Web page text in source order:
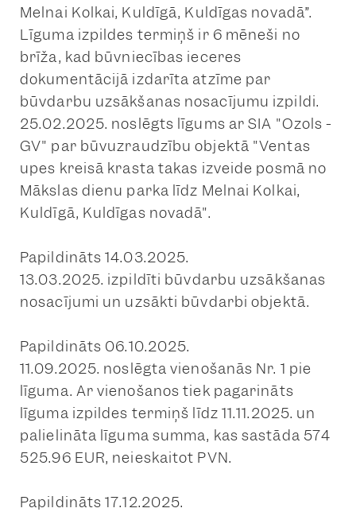
Melnai Kolkai, Kuldīgā, Kuldīgas novadā”.
Līguma izpildes termiņš ir 6 mēneši no
brīža, kad būvniecības ieceres
dokumentācijā izdarīta atzīme par
būvdarbu uzsākšanas nosacījumu izpildi.
25.02.2025. noslēgts līgums ar SIA "Ozols -
GV" par būvuzraudzību objektā "Ventas
upes kreisā krasta takas izveide posmā no
Mākslas dienu parka līdz Melnai Kolkai,
Kuldīgā, Kuldīgas novadā".
Papildināts 14.03.2025.
13.03.2025. izpildīti būvdarbu uzsākšanas
nosacījumi un uzsākti būvdarbi objektā.
Papildināts 06.10.2025.
11.09.2025. noslēgta vienošanās Nr. 1 pie
līguma. Ar vienošanos tiek pagarināts
līguma izpildes termiņš līdz 11.11.2025. un
palielināta līguma summa, kas sastāda 574
525.96 EUR, neieskaitot PVN.
Papildināts 17.12.2025.